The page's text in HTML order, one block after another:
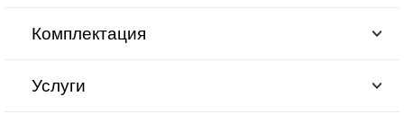
Комплектация
Услуги